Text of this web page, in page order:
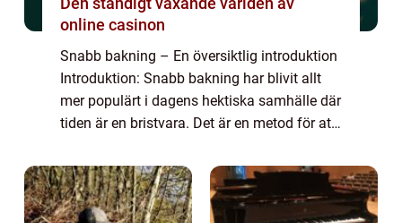
online casinon
Snabb bakning – En översiktlig introduktion
Introduktion: Snabb bakning har blivit allt
mer populärt i dagens hektiska samhälle där
tiden är en bristvara. Det är en metod för att
ett betydligt kortare ti...